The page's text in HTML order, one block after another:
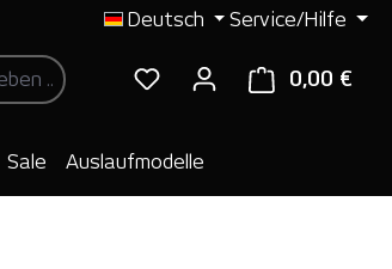
Deutsch Service/Hilfe
0,00 €
Sale Auslaufmodelle